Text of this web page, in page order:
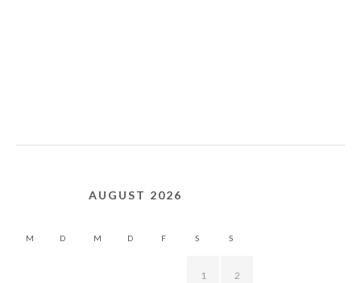
AUGUST 2026
M D M D F S S
1 2